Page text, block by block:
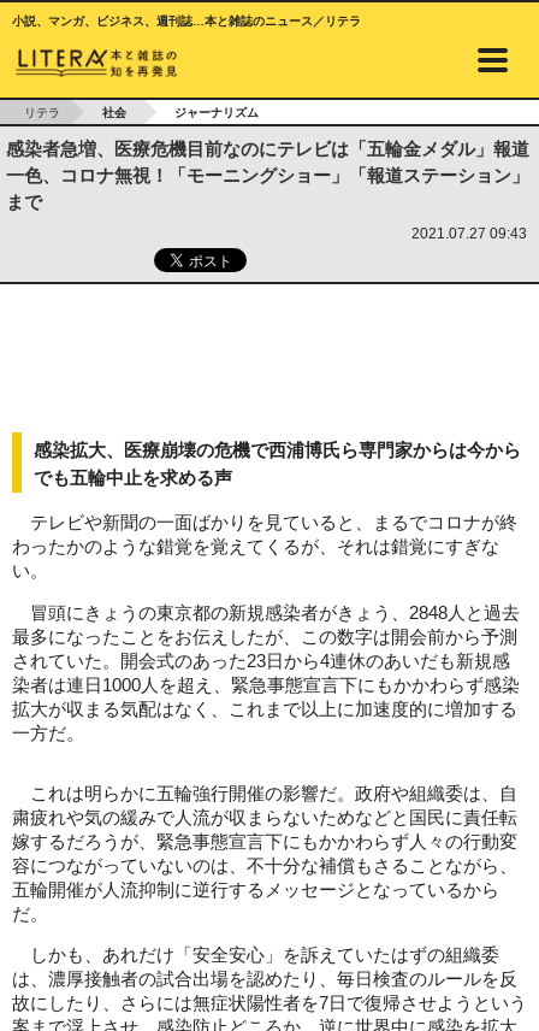
小説、マンガ、ビジネス、週刊誌…本と雑誌のニュース／リテラ
リテラ 社会 ジャーナリズム
感染者急増、医療危機目前なのにテレビは「五輪金メダル」報道
一色、コロナ無視！「モーニングショー」「報道ステーション」
まで
2021.07.27 09:43
感染拡大、医療崩壊の危機で西浦博氏ら専門家からは今から
でも五輪中止を求める声
テレビや新聞の一面ばかりを見ていると、まるでコロナが終
わったかのような錯覚を覚えてくるが、それは錯覚にすぎな
い。
冒頭にきょうの東京都の新規感染者がきょう、2848人と過去
最多になったことをお伝えしたが、この数字は開会前から予測
されていた。開会式のあった23日から4連休のあいだも新規感
染者は連日1000人を超え、緊急事態宣言下にもかかわらず感染
拡大が収まる気配はなく、これまで以上に加速度的に増加する
一方だ。
これは明らかに五輪強行開催の影響だ。政府や組織委は、自
粛疲れや気の緩みで人流が収まらないためなどと国民に責任転
嫁するだろうが、緊急事態宣言下にもかかわらず人々の行動変
容につながっていないのは、不十分な補償もさることながら、
五輪開催が人流抑制に逆行するメッセージとなっているから
だ。
しかも、あれだけ「安全安心」を訴えていたはずの組織委
は、濃厚接触者の試合出場を認めたり、毎日検査のルールを反
故にしたり、さらには無症状陽性者を7日で復帰させようという